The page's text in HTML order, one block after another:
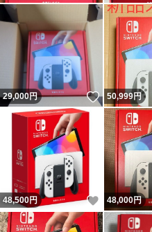
29,000円 いいね！
50,999円
48,500円 いいね！
48,000円